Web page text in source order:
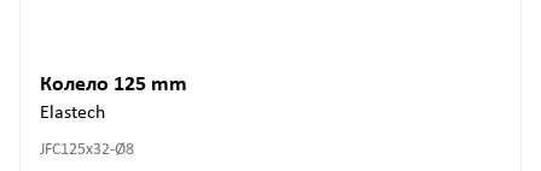
Колело 125 mm
Elastech
JFC125x32-Ø8